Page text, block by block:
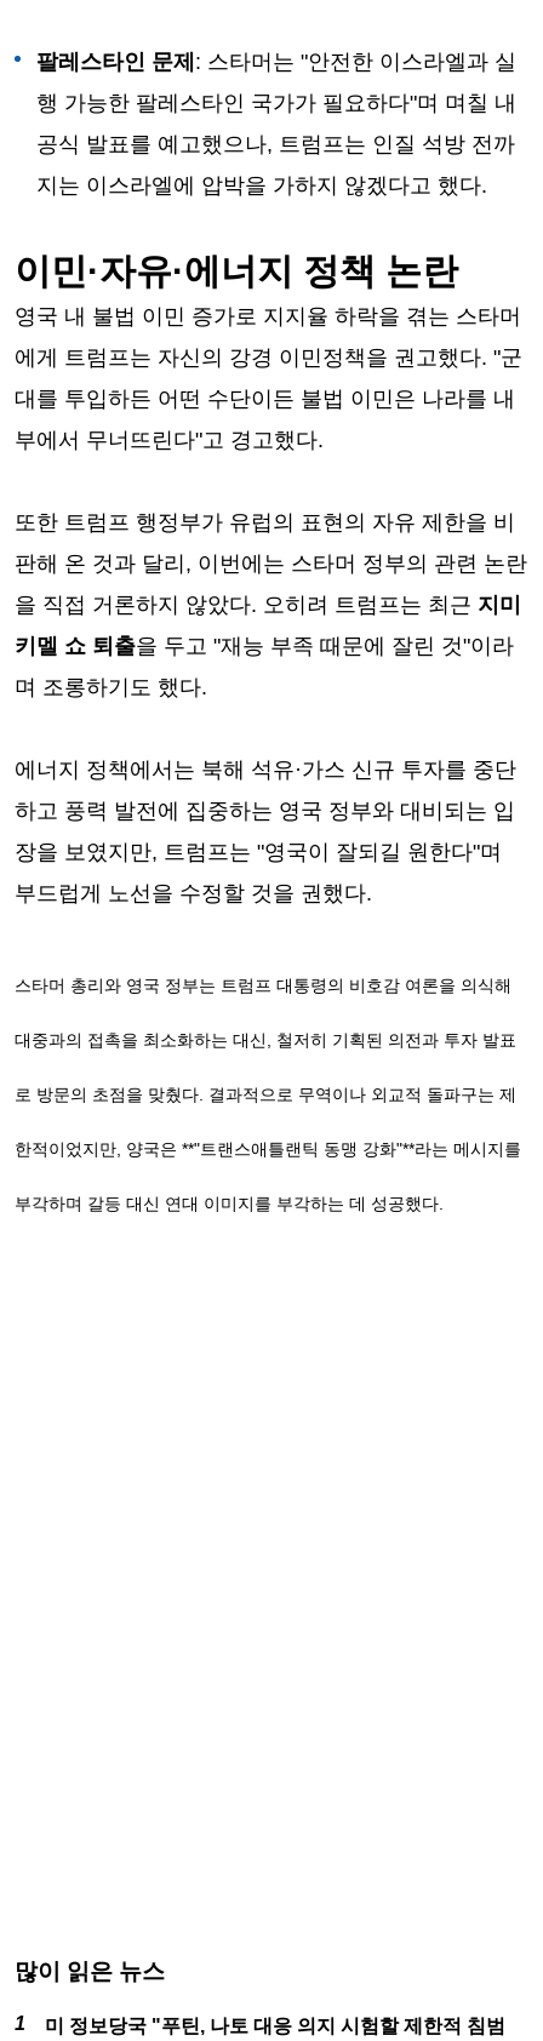
팔레스타인 문제 : 스타머는 "안전한 이스라엘과 실
행 가능한 팔레스타인 국가가 필요하다"며 며칠 내
공식 발표를 예고했으나, 트럼프는 인질 석방 전까
지는 이스라엘에 압박을 가하지 않겠다고 했다.
이민·자유·에너지 정책 논란
영국 내 불법 이민 증가로 지지율 하락을 겪는 스타머
에게 트럼프는 자신의 강경 이민정책을 권고했다. "군
대를 투입하든 어떤 수단이든 불법 이민은 나라를 내
부에서 무너뜨린다"고 경고했다.
또한 트럼프 행정부가 유럽의 표현의 자유 제한을 비
판해 온 것과 달리, 이번에는 스타머 정부의 관련 논란
을 직접 거론하지 않았다. 오히려 트럼프는 최근 지미
키멜 쇼 퇴출을 두고 "재능 부족 때문에 잘린 것"이라
며 조롱하기도 했다.
에너지 정책에서는 북해 석유·가스 신규 투자를 중단
하고 풍력 발전에 집중하는 영국 정부와 대비되는 입
장을 보였지만, 트럼프는 "영국이 잘되길 원한다"며
부드럽게 노선을 수정할 것을 권했다.
스타머 총리와 영국 정부는 트럼프 대통령의 비호감 여론을 의식해
대중과의 접촉을 최소화하는 대신, 철저히 기획된 의전과 투자 발표
로 방문의 초점을 맞췄다. 결과적으로 무역이나 외교적 돌파구는 제
한적이었지만, 양국은 **"트랜스애틀랜틱 동맹 강화"**라는 메시지를
부각하며 갈등 대신 연대 이미지를 부각하는 데 성공했다.
많이 읽은 뉴스
미 정보당국 "푸틴, 나토 대응 의지 시험할 제한적 침범